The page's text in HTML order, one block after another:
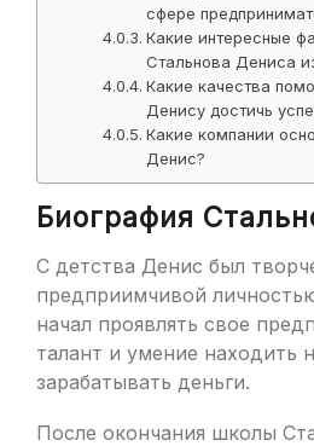
сфере
Какие интересные
Стальнова Дениса
Какие качества
Денису достичь
Какие компании
Денис?
Биография
С детства Денис был
предприимчивой
начал проявлять свое
талант и умение находить
зарабатывать деньги.
После окончания школы